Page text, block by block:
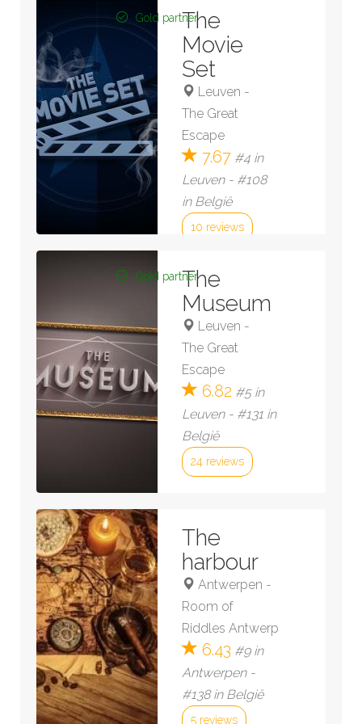
Gold partnerThe
Movie
Set
Leuven -
The Great
Escape
7.67 #4 in
Leuven - #108
in België
10 reviews
Bekijk kamer »
Gold partnerThe
Museum
Leuven -
The Great
Escape
6.82 #5 in
Leuven - #131 in
België
24 reviews
The
harbour
Antwerpen -
Room of
Riddles Antwerp
6.43 #9 in
Antwerpen -
#138 in België
5 reviews